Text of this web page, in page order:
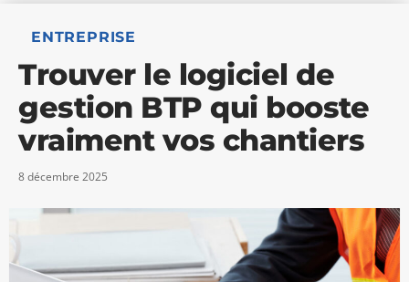
ENTREPRISE
Trouver le logiciel de
gestion BTP qui booste
vraiment vos chantiers
8 décembre 2025